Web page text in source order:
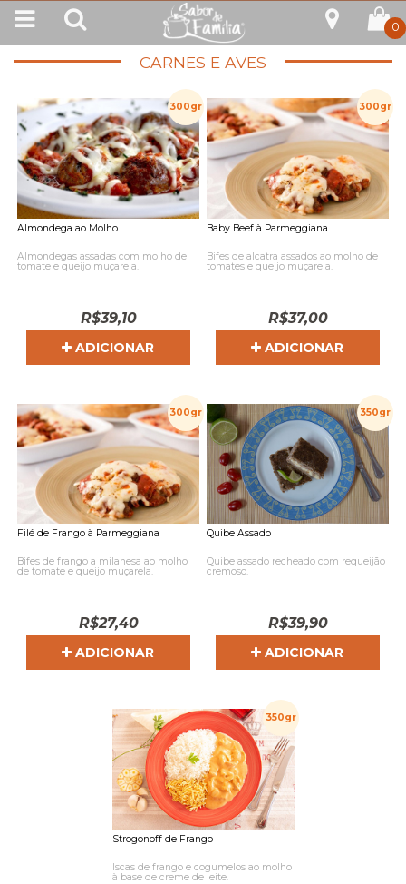
0
CARNES E AVES
300gr
Almondega ao Molho
Almondegas assadas com molho de
tomate e queijo muçarela.
R$39,10
ADICIONAR
300gr
Baby Beef à Parmeggiana
Bifes de alcatra assados ao molho de
tomates e queijo muçarela.
R$37,00
ADICIONAR
300gr
Filé de Frango à Parmeggiana
Bifes de frango a milanesa ao molho
de tomate e queijo muçarela.
R$27,40
ADICIONAR
350gr
Quibe Assado
Quibe assado recheado com requeijão
cremoso.
R$39,90
ADICIONAR
350gr
Strogonoff de Frango
Iscas de frango e cogumelos ao molho
à base de creme de leite.